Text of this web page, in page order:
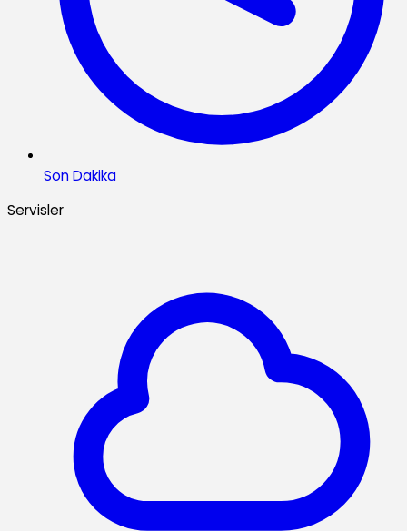
Son Dakika
Servisler